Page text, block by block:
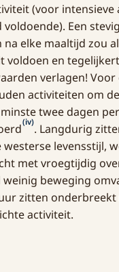
(voor intensieve
Een
elke maaltijd zou
voldoen en
verlagen!
activiteiten om
twee dagen
(iv). Langdurig
levensstijl,
met vroegtijdig
beweging
zitten onderbreekt
activiteit.